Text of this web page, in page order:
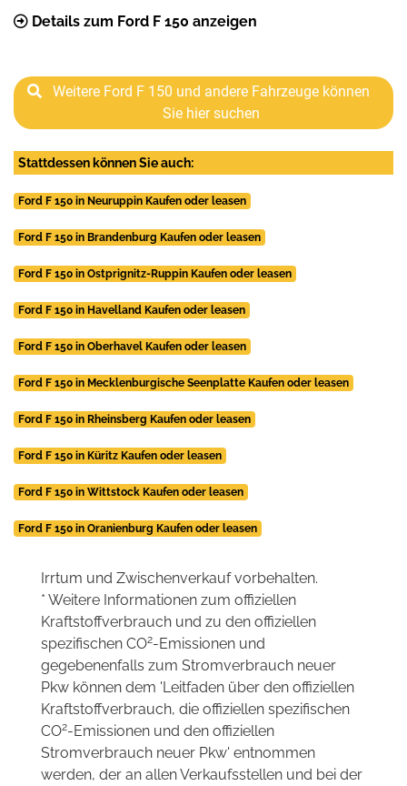
Details zum Ford F 150 anzeigen
Weitere Ford F 150 und andere Fahrzeuge können
Sie hier suchen
Stattdessen können Sie auch:
Ford F 150 in Neuruppin Kaufen oder leasen
Ford F 150 in Brandenburg Kaufen oder leasen
Ford F 150 in Ostprignitz-Ruppin Kaufen oder leasen
Ford F 150 in Havelland Kaufen oder leasen
Ford F 150 in Oberhavel Kaufen oder leasen
Ford F 150 in Mecklenburgische Seenplatte Kaufen oder leasen
Ford F 150 in Rheinsberg Kaufen oder leasen
Ford F 150 in Küritz Kaufen oder leasen
Ford F 150 in Wittstock Kaufen oder leasen
Ford F 150 in Oranienburg Kaufen oder leasen
Irrtum und Zwischenverkauf vorbehalten.
* Weitere Informationen zum offiziellen
Kraftstoffverbrauch und zu den offiziellen
spezifischen CO2-Emissionen und
gegebenenfalls zum Stromverbrauch neuer
Pkw können dem 'Leitfaden über den offiziellen
Kraftstoffverbrauch, die offiziellen spezifischen
CO2-Emissionen und den offiziellen
Stromverbrauch neuer Pkw' entnommen
werden, der an allen Verkaufsstellen und bei der